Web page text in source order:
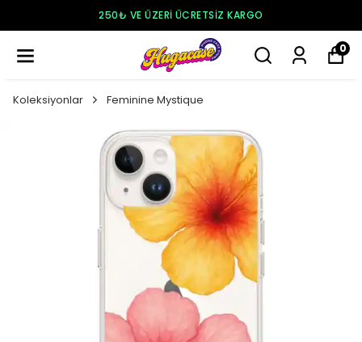
250₺ VE ÜZERI ÜCRETSIZ KARGO
0
Koleksiyonlar Feminine Mystique